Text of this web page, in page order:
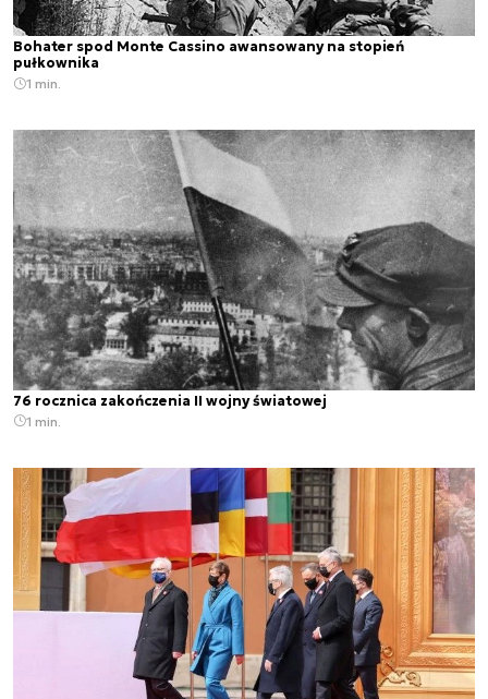
Bohater spod Monte Cassino awansowany na stopień
pułkownika
1 min.
76 rocznica zakończenia II wojny światowej
1 min.